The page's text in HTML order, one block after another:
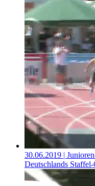
30.06.2019 |
Deutschlands